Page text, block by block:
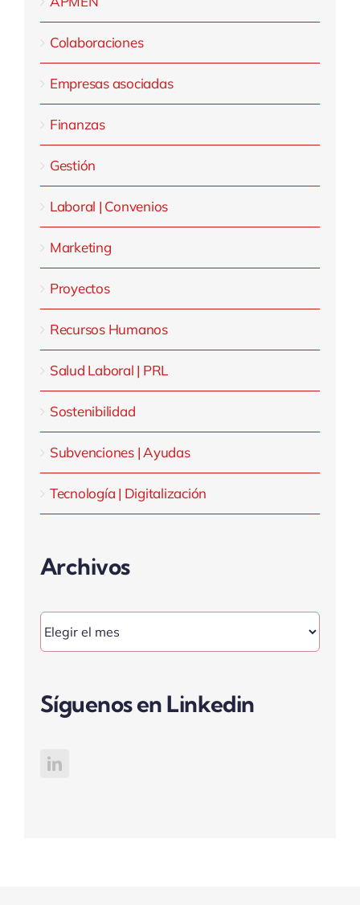
Colaboraciones
Empresas asociadas
Finanzas
Gestión
Laboral | Convenios
Marketing
Proyectos
Recursos Humanos
Salud Laboral | PRL
Sostenibilidad
Subvenciones | Ayudas
Tecnología | Digitalización
Archivos
Síguenos en Linkedin